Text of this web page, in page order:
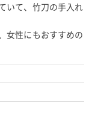
いて、竹刀の手入れ
女性にもおすすめの